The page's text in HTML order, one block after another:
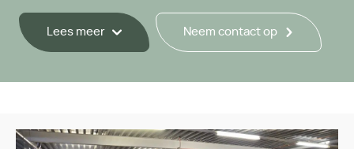
Lees meer Neem contact op